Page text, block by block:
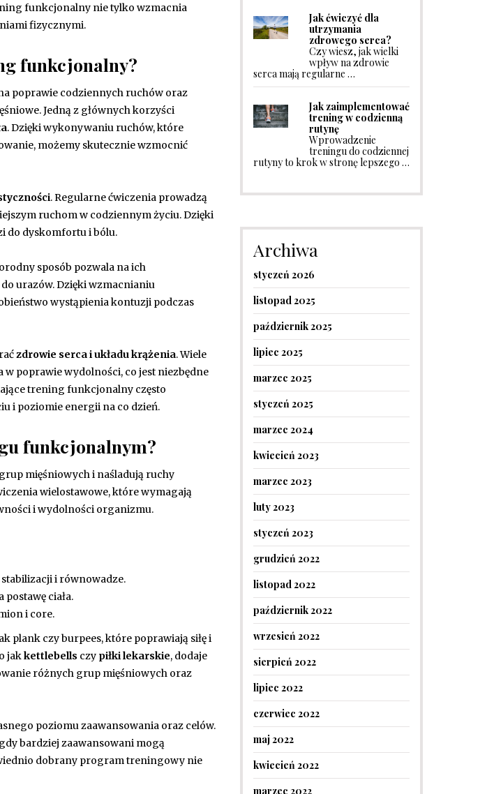
funkcjonalny nie tylko wzmacnia
fizycznymi.
funkcjonalny?
poprawie codziennych ruchów oraz
Jedną z głównych korzyści
. Dzięki wykonywaniu ruchów, które
możemy skutecznie wzmocnić
. Regularne ćwiczenia prowadzą
ruchom w codziennym życiu. Dzięki
do dyskomfortu i bólu.
sposób pozwala na ich
urazów. Dzięki wzmacnianiu
wystąpienia kontuzji podczas
zdrowie serca i układu krążenia. Wiele
poprawie wydolności, co jest niezbędne
trening funkcjonalny często
i poziomie energii na co dzień.
funkcjonalnym?
mięśniowych i naśladują ruchy
wielostawowe, które wymagają
i wydolności organizmu.
i równowadze.
ciała.
i core.
plank czy burpees, które poprawiają siłę i
jakkettlebells czy piłki lekarskie, dodaje
różnych grup mięśniowych oraz
poziomu zaawansowania oraz celów.
bardziej zaawansowani mogą
dobrany program treningowy nie
Jak ćwiczyć dla
utrzymania
zdrowego serca?
Czy wiesz, jak wielki
wpływ na zdrowie
serca mają regularne …
Jak zaimplementować
trening w codzienną
rutynę
Wprowadzenie
treningu do codziennej
rutyny to krok w stronę lepszego …
Archiwa
styczeń 2026
listopad 2025
październik 2025
lipiec 2025
marzec 2025
styczeń 2025
marzec 2024
kwiecień 2023
marzec 2023
luty 2023
styczeń 2023
grudzień 2022
listopad 2022
październik 2022
wrzesień 2022
sierpień 2022
lipiec 2022
czerwiec 2022
maj 2022
kwiecień 2022
marzec 2022